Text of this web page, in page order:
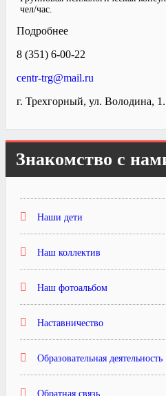
чел/час.
Подробнее
8 (351) 6-00-22
centr-trg@mail.ru
г. Трехгорный, ул. Володина, 1.
Знакомство с
Наши дети
Наш коллектив
Наш фотоальбом
Наставничество
Образовательная деятельность
Обратная связь